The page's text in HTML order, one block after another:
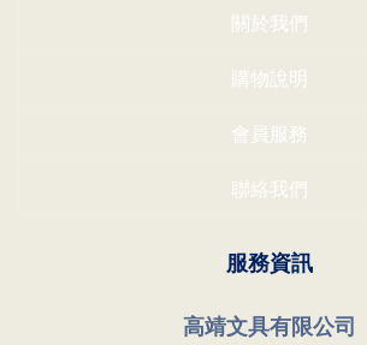
關於我們
購物說明
會員服務
聯絡我們
服務資訊
高靖文具有限公司